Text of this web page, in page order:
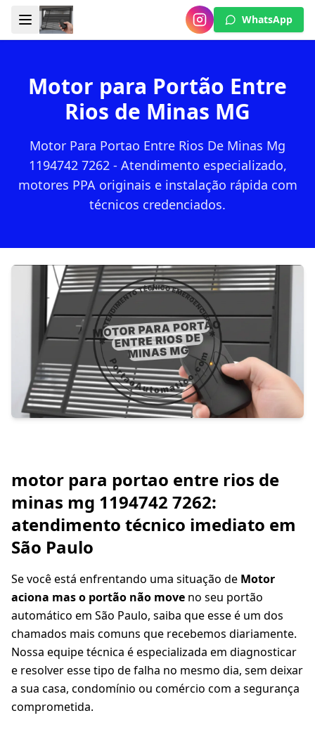
WhatsApp
Motor para Portão Entre
Rios de Minas MG
Motor Para Portao Entre Rios De Minas Mg
1194742 7262 - Atendimento especializado,
motores PPA originais e instalação rápida com
técnicos credenciados.
motor para portao entre rios de
minas mg 1194742 7262:
atendimento técnico imediato em
São Paulo
Se você está enfrentando uma situação de Motor
aciona mas o portão não move no seu portão
automático em São Paulo, saiba que esse é um dos
chamados mais comuns que recebemos diariamente.
Nossa equipe técnica é especializada em diagnosticar
e resolver esse tipo de falha no mesmo dia, sem deixar
a sua casa, condomínio ou comércio com a segurança
comprometida.